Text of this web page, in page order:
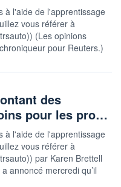
à l'aide de l'apprentissage
vous référer à
(Les opinions
pour Reuters.)
des
pour les pro…
à l'aide de l'apprentissage
vous référer à
par Karen Brettell
annoncé mercredi qu’il